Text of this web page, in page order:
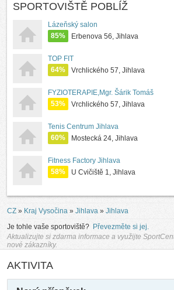
SPORTOVIŠTĚ POBLÍŽ
Lázeňský salon
85%
Erbenova 56, Jihlava
TOP FIT
64%
Vrchlického 57, Jihlava
FYZIOTERAPIE,Mgr. Šárik Tomáš
53%
Vrchlického 57, Jihlava
Tenis Centrum Jihlava
60%
Mostecká 24, Jihlava
Fitness Factory Jihlava
58%
U Cvičiště 1, Jihlava
CZ » Kraj Vysočina » Jihlava » Jihlava
Je tohle vaše sportoviště? Převezměte si jej.
Aktualizujte si zdarma informace a využijte
nové zákazníky.
AKTIVITA